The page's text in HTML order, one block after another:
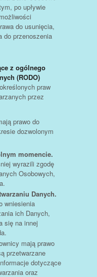
po upływie
do usunięcia,
do przenoszenia
z ogólnego
(RODO)
praw
przez
prawo do
dozwolonym
momencie.
wyrazili zgodę
Osobowych,
Danych.
wniesienia
ich Danych,
się na innej
mają prawo
przetwarzane
dotyczące
oraz